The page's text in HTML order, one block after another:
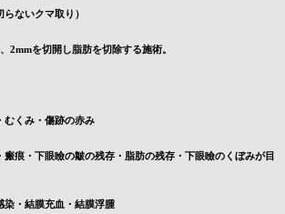
ないクマ取り）
2mmを切開し脂肪を切除する施術。
むくみ・傷跡の赤み
瘢痕・下眼瞼の皺の残存・脂肪の残存・下眼瞼のくぼみが目
染・結膜充血・結膜浮腫